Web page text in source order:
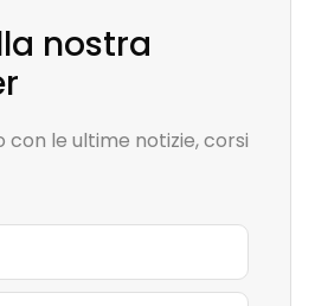
nostra
con le ultime notizie, corsi